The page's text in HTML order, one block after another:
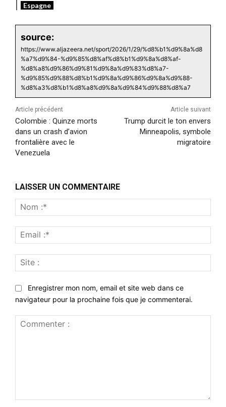
Espagne
source:
https://www.aljazeera.net/sport/2026/1/29/%d8%b1%d9%8a%d8
%a7%d9%84-%d9%85%d8%af%d8%b1%d9%8a%d8%af-
%d8%a8%d9%86%d9%81%d9%8a%d9%83%d8%a7-
%d9%85%d9%88%d8%b1%d9%8a%d9%86%d9%8a%d9%88-
%d8%a3%d8%b1%d8%a8%d9%8a%d9%84%d9%88%d8%a7
Article précédent
Colombie : Quinze morts
dans un crash d’avion
frontalière avec le
Venezuela
Article suivant
Trump durcit le ton envers
Minneapolis, symbole
migratoire
LAISSER UN COMMENTAIRE
:*
:*
:
Enregistrer mon nom, email et site web dans ce
navigateur pour la prochaine fois que je commenterai.